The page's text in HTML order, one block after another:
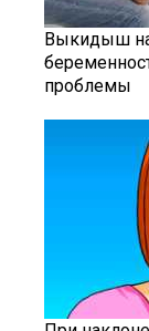
Выкидыш на
проблемы